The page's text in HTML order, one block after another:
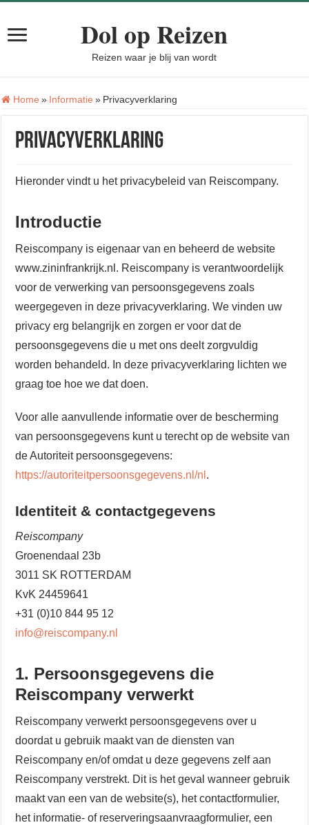
Dol op Reizen
Reizen waar je blij van wordt
Home » Informatie » Privacyverklaring
Privacyverklaring
Hieronder vindt u het privacybeleid van Reiscompany.
Introductie
Reiscompany is eigenaar van en beheerd de website
www.zininfrankrijk.nl. Reiscompany is verantwoordelijk
voor de verwerking van persoonsgegevens zoals
weergegeven in deze privacyverklaring. We vinden uw
privacy erg belangrijk en zorgen er voor dat de
persoonsgegevens die u met ons deelt zorgvuldig
worden behandeld. In deze privacyverklaring lichten we
graag toe hoe we dat doen.
Voor alle aanvullende informatie over de bescherming
van persoonsgegevens kunt u terecht op de website van
de Autoriteit persoonsgegevens:
https://autoriteitpersoonsgegevens.nl/nl .
Identiteit & contactgegevens
Reiscompany
Groenendaal 23b
3011 SK ROTTERDAM
KvK 24459641
+31 (0)10 844 95 12
info@reiscompany.nl
1. Persoonsgegevens die
Reiscompany verwerkt
Reiscompany verwerkt persoonsgegevens over u
doordat u gebruik maakt van de diensten van
Reiscompany en/of omdat u deze gegevens zelf aan
Reiscompany verstrekt. Dit is het geval wanneer gebruik
maakt van een van de website(s), het contactformulier,
het informatie- of reserveringsaanvraagformulier, een